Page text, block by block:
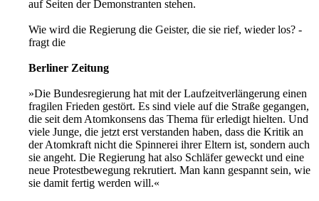
auf Seiten der Demonstranten stehen.
Wie wird die Regierung die Geister, die sie rief, wieder los? -
fragt die
Berliner Zeitung
»Die Bundesregierung hat mit der Laufzeitverlängerung einen
fragilen Frieden gestört. Es sind viele auf die Straße gegangen,
die seit dem Atomkonsens das Thema für erledigt hielten. Und
viele Junge, die jetzt erst verstanden haben, dass die Kritik an
der Atomkraft nicht die Spinnerei ihrer Eltern ist, sondern auch
sie angeht. Die Regierung hat also Schläfer geweckt und eine
neue Protestbewegung rekrutiert. Man kann gespannt sein, wie
sie damit fertig werden will.«